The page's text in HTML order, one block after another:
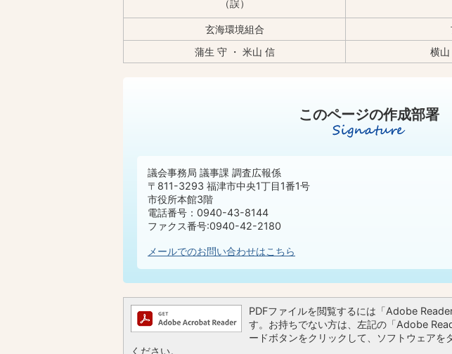
（誤）
玄海環境組合
蒲生 守 ・ 米山 信
横
このページの作成部署
議会事務局 議事課 調査広報係
〒811-3293 福津市中央1丁目1番1号
市役所本館3階
電話番号：0940-43-8144
ファクス番号:0940-42-2180
メールでのお問い合わせはこちら
PDFファイルを閲覧するには「Adobe
す。お持ちでない方は、左記の「Adobe
ードボタンをクリックして、ソフトウェアを
ください。